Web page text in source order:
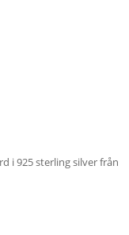
i 925 sterling silver från